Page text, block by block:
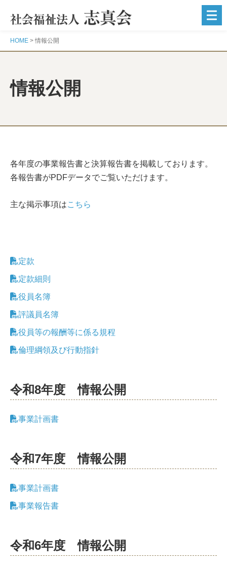
心
HOME > 情報公開
情報公開
各年度の事業報告書と決算報告書を掲載しております。
各報告書がPDFデータでご覧いただけます。
主な掲示事項はこちら
定款
定款細則
役員名簿
評議員名簿
役員等の報酬等に係る規程
倫理綱領及び行動指針
情
公
アー
イ
ブ
令和8年度 情報公開
事業計画書
令和7年度 情報公開
事業計画書
事業報告書
令和6年度 情報公開